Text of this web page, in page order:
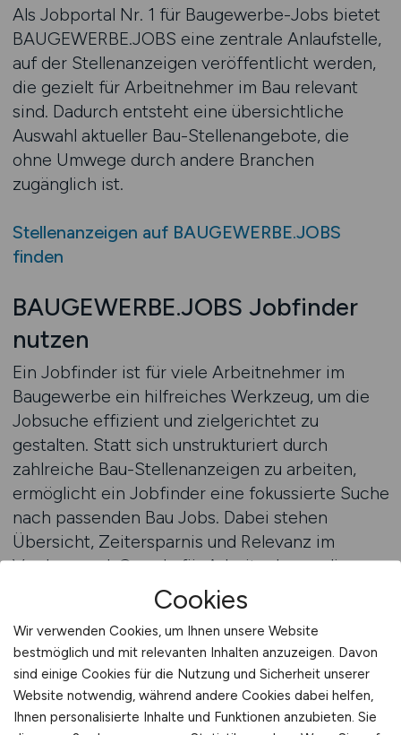
Als Jobportal Nr. 1 für Baugewerbe-Jobs bietet
BAUGEWERBE.JOBS eine zentrale Anlaufstelle,
auf der Stellenanzeigen veröffentlicht werden,
die gezielt für Arbeitnehmer im Bau relevant
sind. Dadurch entsteht eine übersichtliche
Auswahl aktueller Bau-Stellenangebote, die
ohne Umwege durch andere Branchen
zugänglich ist.
Stellenanzeigen auf BAUGEWERBE.JOBS
finden
BAUGEWERBE.JOBS Jobfinder
nutzen
Ein Jobfinder ist für viele Arbeitnehmer im
Baugewerbe ein hilfreiches Werkzeug, um die
Jobsuche effizient und zielgerichtet zu
gestalten. Statt sich unstrukturiert durch
zahlreiche Bau-Stellenanzeigen zu arbeiten,
ermöglicht ein Jobfinder eine fokussierte Suche
nach passenden Bau Jobs. Dabei stehen
Übersicht, Zeitersparnis und Relevanz im
Vordergrund. Gerade für Arbeitnehmer, die
bereits berufstätig sind, ist diese Form der
Jobsuche besonders attraktiv.
Der Einsatz eines Jobfinders erleichtert es,
individuelle Kriterien bei der Jobsuche zu
berücksichtigen. Arbeitnehmer können sich auf
Cookies
Wir verwenden Cookies, um Ihnen unsere Website
bestmöglich und mit relevanten Inhalten anzuzeigen. Davon
sind einige Cookies für die Nutzung und Sicherheit unserer
Website notwendig, während andere Cookies dabei helfen,
Ihnen personalisierte Inhalte und Funktionen anzubieten. Sie